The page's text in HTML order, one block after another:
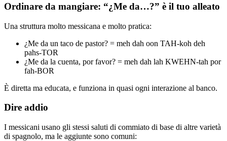
Ordinare da mangiare: “¿Me da…?” è il tuo alleato
Una struttura molto messicana e molto pratica:
¿Me da un taco de pastor? = meh dah oon TAH-koh deh
pahs-TOR
¿Me da la cuenta, por favor? = meh dah lah KWEHN-tah por
fah-BOR
È diretta ma educata, e funziona in quasi ogni interazione al banco.
Dire addio
I messicani usano gli stessi saluti di commiato di base di altre varietà
di spagnolo, ma le aggiunte sono comuni: